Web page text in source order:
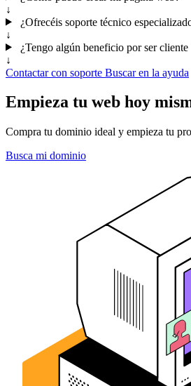
↓
¿Ofrecéis soporte técnico
↓
¿Tengo algún beneficio por ser
↓
Contactar con soporte Buscar en la ayuda
Empieza tu web hoy
Compra tu dominio ideal y empieza tu
Busca mi dominio